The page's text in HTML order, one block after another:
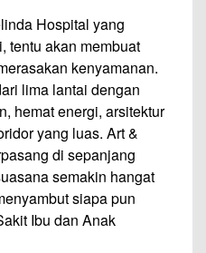
Hospital yang
tentu akan membuat
kenyamanan.
lima lantai dengan
hemat energi, arsitektur
yang luas. Art &
di sepanjang
semakin hangat
siapa pun
Ibu dan Anak